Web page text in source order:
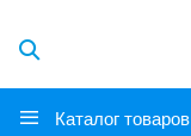
Каталог товаров